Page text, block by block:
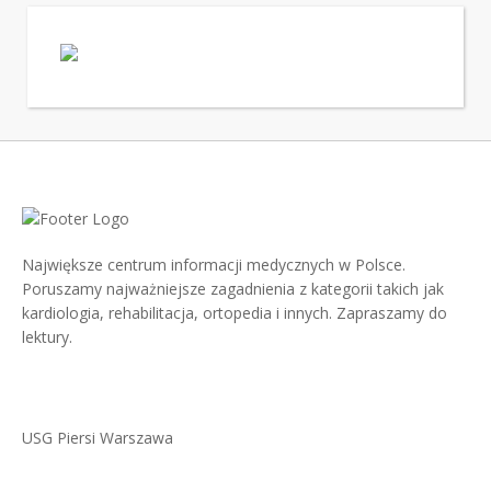
Największe centrum informacji medycznych w Polsce.
Poruszamy najważniejsze zagadnienia z kategorii takich jak
kardiologia, rehabilitacja, ortopedia i innych. Zapraszamy do
lektury.
USG Piersi Warszawa